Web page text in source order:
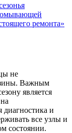
омывающей
ремонта»
не
Важным
является
диагностика и
все узлы и
состоянии.